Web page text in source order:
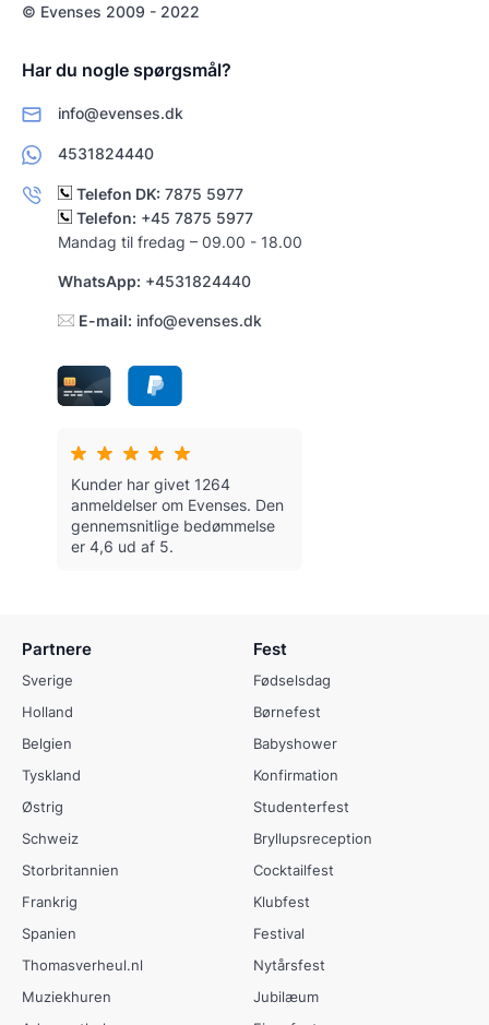
© Evenses 2009 - 2022
Har du nogle spørgsmål?
info@evenses.dk
4531824440
Telefon DK: 7875 5977
Telefon: +45 7875 5977
Mandag til fredag – 09.00 - 18.00
WhatsApp: +4531824440
E-mail: info@evenses.dk
Kunder har givet 1264
anmeldelser om Evenses. Den
gennemsnitlige bedømmelse
er 4,6 ud af 5.
Partnere
Sverige
Holland
Belgien
Tyskland
Østrig
Schweiz
Storbritannien
Frankrig
Spanien
Thomasverheul.nl
Muziekhuren
Fest
Fødselsdag
Børnefest
Babyshower
Konfirmation
Studenterfest
Bryllupsreception
Cocktailfest
Klubfest
Festival
Nytårsfest
Jubilæum